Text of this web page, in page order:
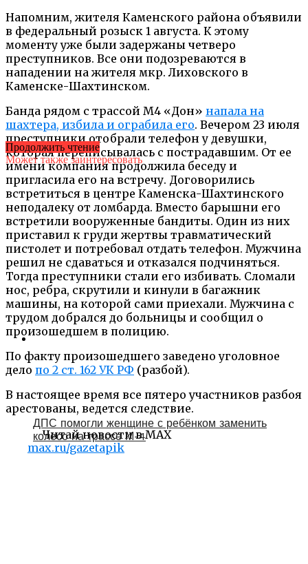
Напомним, жителя Каменского района объявили
в федеральный розыск 1 августа. К этому
моменту уже были задержаны четверо
преступников. Все они подозреваются в
нападении на жителя мкр. Лиховского в
Каменске-Шахтинском.
Банда рядом с трассой М4 «Дон» напала на
шахтера, избила и ограбила его. Вечером 23 июля
преступники отобрали телефон у девушки,
которая переписывалась с пострадавшим. От ее
имени компания продолжила беседу и
пригласила его на встречу. Договорились
встретиться в центре Каменска-Шахтинского
неподалеку от ломбарда. Вместо барышни его
встретили вооруженные бандиты. Один из них
приставил к груди жертвы травматический
пистолет и потребовал отдать телефон. Мужчина
решил не сдаваться и отказался подчиняться.
Тогда преступники стали его избивать. Сломали
нос, ребра, скрутили и кинули в багажник
машины, на которой сами приехали. Мужчина с
трудом добрался до больницы и сообщил о
произошедшем в полицию.
По факту произошедшего заведено уголовное
дело по 2 ст. 162 УК РФ (разбой).
В настоящее время все пятеро участников разбоя
арестованы, ведется следствие.
Читай новости в MAX
max.ru/gazetapik
Продолжить чтение
Может также заинтересовать
ДПС помогли женщине с ребёнком заменить
колесо на трассе М-4